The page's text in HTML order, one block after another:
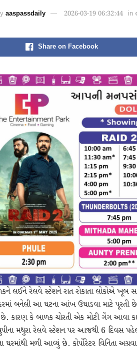
aaspassdaily 2026-03-19 06:32:44 in
Share on Facebook
લઈને રેલવે સ્ટેશને રાત રોકાતા લોકોએ ખૂબ
બનેલી આ ઘટના આંખ ઉઘાડવા માટે
કારણ કે બાળક ચોરતી એક મોટી ગેંગ આવા
મથુરા રેલવે સ્ટેશન પર આજથી 6 દિવસ
ઘરમાંથી મળી આવ્યું છે. કોર્પોરેટર વિનિતા